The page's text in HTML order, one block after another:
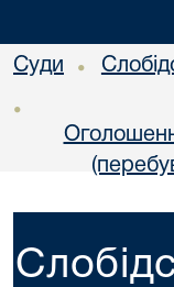
Суди •
•